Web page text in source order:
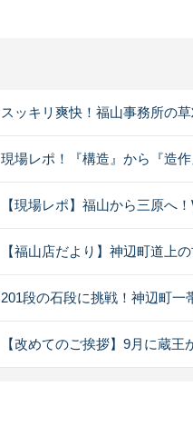
スッキリ爽快！福山事務所の
現場レポ！『構造』から『造作
【現場レポ】福山から三原へ
【福山店だより】神辺町道上
201段の石段に挑戦！神辺町一
【改めてのご挨拶】9月に蔵